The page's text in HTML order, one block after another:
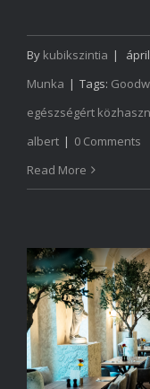
By kubikszintia |
Munka | Tags:
egészségért
albert | 0 Comments
Read More